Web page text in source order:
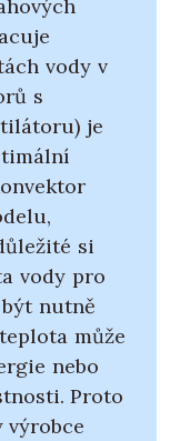
vody v
s
je
si
vody pro
nutně
může
nebo
Proto